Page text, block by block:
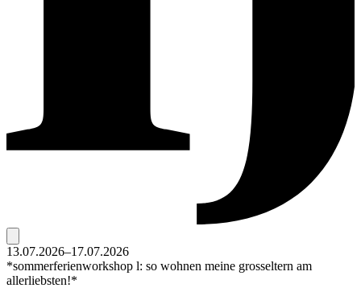
13.07.2026–17.07.2026
*sommerferienworkshop l: so wohnen meine grosseltern am
allerliebsten!*